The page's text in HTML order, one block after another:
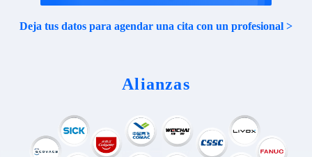
Deja tus datos para agendar una cita con un profesional >
Alianzas